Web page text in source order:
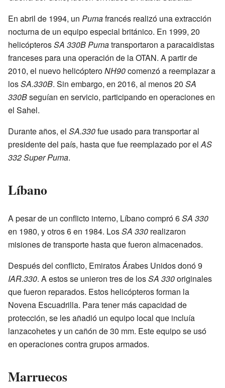
En abril de 1994, un Pumafrancés realizó una extracción
nocturna de un equipo especial británico. En 1999, 20
helicópterosSA 330B Pumatransportaron a paracaidistas
franceses para una operación de la OTAN. A partir de
2010, el nuevo helicópteroNH90comenzó a reemplazar a
losSA.330B. Sin embargo, en 2016, al menos 20 SA
330Bseguían en servicio, participando en operaciones en
el Sahel.
Durante años, el SA.330fue usado para transportar al
presidente del país, hasta que fue reemplazado por elAS
332 Super Puma.
Líbano
A pesar de un conflicto interno, Líbano compró 6SA 330
en 1980, y otros 6 en 1984. LosSA 330 realizaron
misiones de transporte hasta que fueron almacenados.
Después del conflicto, Emiratos Árabes Unidos donó 9
IAR.330. A estos se unieron tres de losSA 330originales
que fueron reparados. Estos helicópteros forman la
Novena Escuadrilla. Para tener más capacidad de
protección, se les añadió un equipo local que incluía
lanzacohetes y un cañón de 30 mm. Este equipo se usó
en operaciones contra grupos armados.
Marruecos